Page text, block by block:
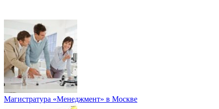
Магистратура «Менеджмент» в Москве